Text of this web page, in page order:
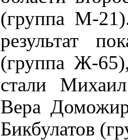
(группа М-
результат
(группа Ж-
стали
Вера
Бикбулатов